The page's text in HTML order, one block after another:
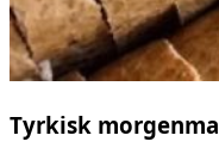
Tyrkisk